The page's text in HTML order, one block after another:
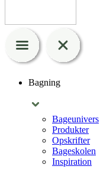
Bagning
Bageunivers
Produkter
Opskrifter
Bageskolen
Inspiration